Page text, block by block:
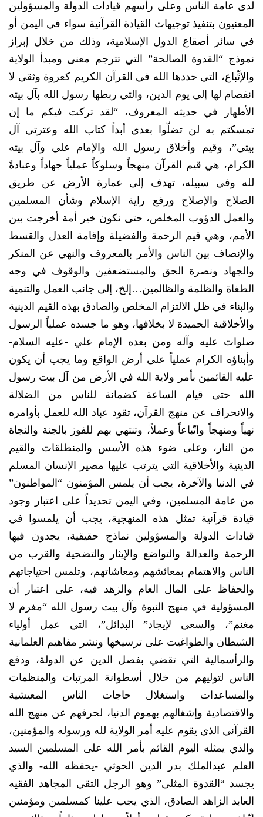
لدى عامة الناس وعلى رأسهم قيادات الدولة والمسؤولين
المعنيون بتنفيذ توجيهات القيادة القرآنية سواء في اليمن أو
في سائر أصقاع الدول الإسلامية، وذلك من خلال إبراز
نموذج “القدوة الصالحة” التي تترجم معنى ومبدأ الولاية
والإتِّباع، التي حددها الله في القرآن الكريم كعروة وثقى لا
انفصام لها إلى يوم الدين، والتي ربطها رسول الله بآل بيته
الأطهار في حديثه المعروف، “لقد تركت فيكم ما إن
تمسكتم به لن تضلّوا بعدي أبداً كتاب الله وعترتي آل
بيتي”، وقيم وأخلاق رسول الله والإمام علي وآل بيته
الكرام، هي قيم القرآن منهجاً وسلوكاً عملياً جهاداً وعبادةً
لله وفي سبيله، تهدف إلى عمارة الأرض عن طريق
الصلاح والإصلاح ورفع راية الإسلام وشأن المسلمين
والعمل الدؤوب المخلص، حتى نكون خير أمة أخرجت بين
الأمم، وهي قيم الرحمة والفضيلة وإقامة العدل والقسط
والإنصاف بين الناس والأمر بالمعروف والنهي عن المنكر
والجهاد ونصرة الحق والمستضعفين والوقوف في وجه
الطغاة والظلمة والظالمين…إلخ، إلى جانب العمل والتنمية
والبناء في ظل الالتزام المخلص والصادق بهذه القيم الدينية
والأخلاقية الحميدة لا بخلافها، وهو ما جسده عملياً الرسول
صلوات عليه وآله ومن بعده الإمام علي -عليه السلام-
وأبناؤه الكرام عملياً على أرض الواقع وما يجب أن يكون
عليه القائمين بأمر ولاية الله في الأرض من آل بيت رسول
الله حتى قيام الساعة كضمانة للناس من الضلالة
والانحراف عن منهج القرآن، تقود عباد الله للعمل بأوامره
نهياً ومنهجاً واتّباعاً وعملاً، وتنتهي بهم للفوز بالجنة والنجاة
من النار، وعلى ضوء هذه الأسس والمنطلقات والقيم
الدينية والأخلاقية التي يترتب عليها مصير الإنسان المسلم
في الدنيا والآخرة، يجب أن يلمس المؤمنون “المواطنون”
من عامة المسلمين، وفي اليمن تحديداً على اعتبار وجود
قيادة قرآنية تمثل هذه المنهجية، يجب أن يلمسوا في
قيادات الدولة والمسؤولين نماذج حقيقية، يجدون فيها
الرحمة والعدالة والتواضع والإيثار والتضحية والقرب من
الناس والاهتمام بمعائشهم ومعاشاتهم، وتلمس احتياجاتهم
والحفاظ على المال العام والزهد فيه، على اعتبار أن
المسؤولية في منهج النبوة وآل بيت رسول الله “مغرم لا
مغنم”، والسعي لإيجاد” البدائل”، التي عمل أولياء
الشيطان والطواغيت على ترسيخها ونشر مفاهيم العلمانية
والرأسمالية التي تقضي بفصل الدين عن الدولة، ودفع
الناس لتوليهم من خلال أسطوانة المرتبات والمنظمات
والمساعدات واستغلال حاجات الناس المعيشية
والاقتصادية وإشغالهم بهموم الدنيا، لحرفهم عن منهج الله
القرآني الذي يقوم عليه أمر الولاية لله ورسوله والمؤمنين،
والذي يمثله اليوم القائم بأمر الله على المسلمين السيد
العلم عبدالملك بدر الدين الحوثي -يحفظه الله- والذي
يجسد “القدوة المثلى” وهو الرجل التقي المجاهد الفقيه
العابد الزاهد الصادق، الذي يجب علينا كمسلمين ومؤمنين